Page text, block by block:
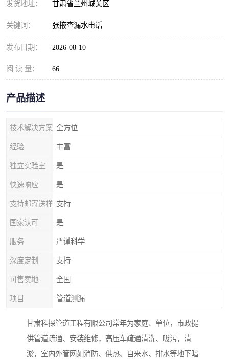
发货地址： 甘肃省兰州城关区
关键词： 张掖查漏水电话
发布日期： 2026-08-10
阅 读 量： 66
产品描述
技术解决方案 全方位
经验 丰富
独立实验室 是
快速响应 是
支持邮寄送样 支持
国家认可 是
服务 严谨科学
深度定制 支持
可售卖地 全国
项目 管道测漏
甘肃科探管道工程有限公司常年为家庭、单位，市政提
供管道疏通、安装维修，高压车疏通清洗、吸污，清
淤，室内外管网如消防、供热、自来水、排水等地下暗